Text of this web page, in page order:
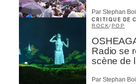
Par Stephan
CRITIQUE DE
ROCK/ POP
Radio se
scène de
Par Stephan